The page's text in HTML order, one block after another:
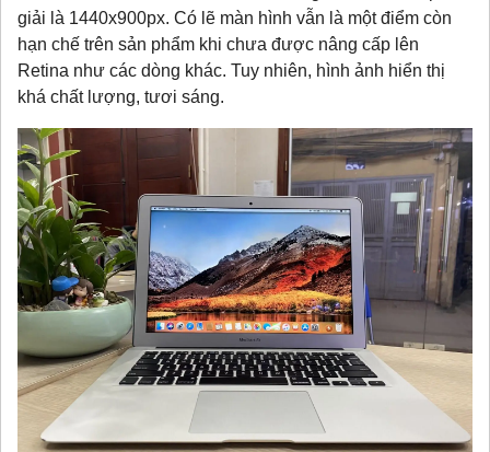
giải là 1440x900px. Có lẽ màn hình vẫn là một điểm còn
hạn chế trên sản phẩm khi chưa được nâng cấp lên
Retina như các dòng khác. Tuy nhiên, hình ảnh hiển thị
khá chất lượng, tươi sáng.